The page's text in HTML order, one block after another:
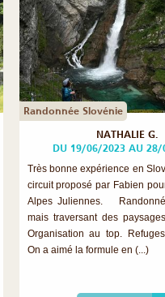
Randonnée Slovénie
NATHALIE G.
DU 19/06/2023 AU 28/
Très bonne expérience en
circuit proposé par Fabien
Alpes Juliennes.
mais traversant des
Organisation au top.
On a aimé la formule en (...)